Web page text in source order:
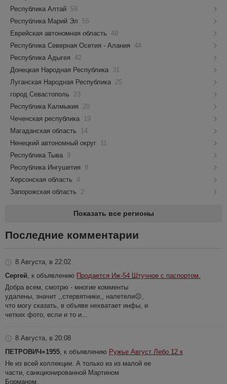
Республика Алтай 59
Республика Марий Эл
55
Еврейская автономная область 49
Республика Северная Осетия - Алания 44
Республика Адыгея 42
Донецкая Народная Республика 31
Луганская Народная Республика 25
город Севастополь
23
Республика Калмыкия
20
Чеченская республика
19
Магаданская область
14
Ненецкий автономный округ
11
Республика Тыва 9
Республика Ингушетия
8
Херсонская область 4
Запорожская область
2
Показать все регионы
Последние комментарии
8 Августа, в 22:02
Сергей, к объявлению Продается Иж-54 Штучное с паспортом.
Добра всем, смотрю - многие комменты
удалены, значит ,,стервятники,, налетели☹️,
что могу сказать, в объяве нехватает инфы, и
четких фото, если и то и...
8 Августа, в 20:08
ПЕТРОВИЧ=1955, к объявлению Ружье Август Лебо 12 к
Не из всей коллекции. А только из из малой ее
части, санкционированной Мартином
Борманом.